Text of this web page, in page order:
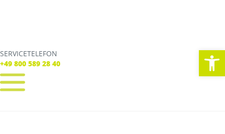
SERVICETELEFON
+49 800 589 28 40
SERVICE TELEFON
+49 800 589 28 40